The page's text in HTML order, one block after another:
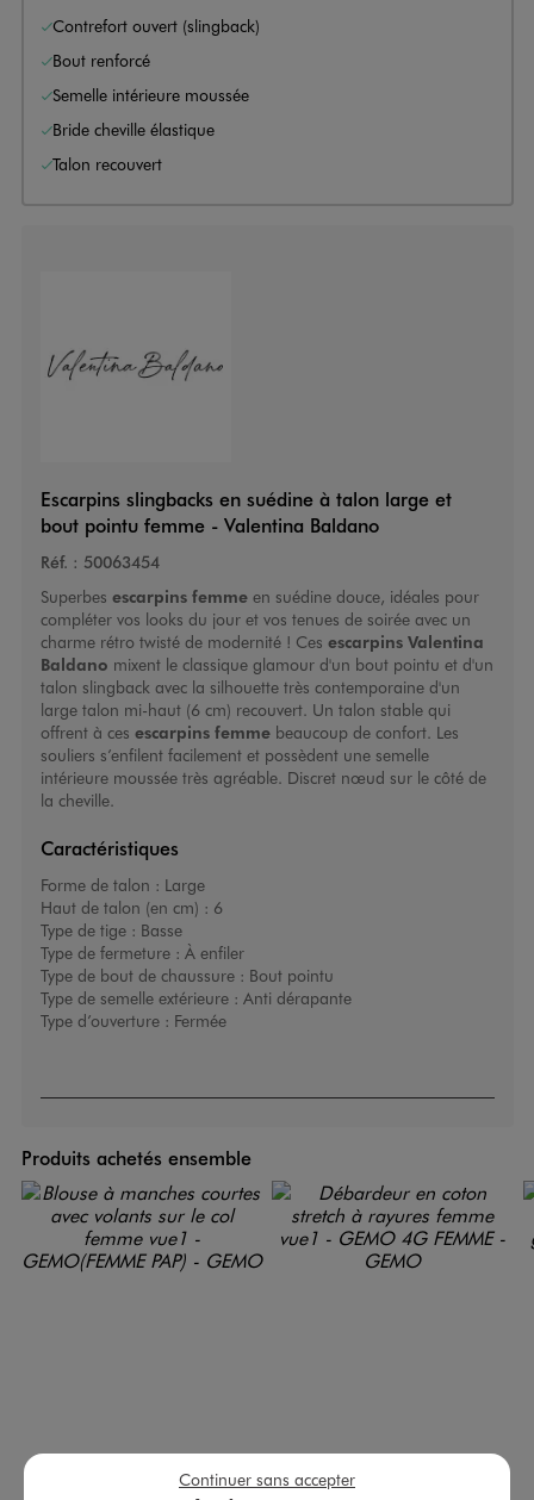
Contrefort ouvert (slingback)
Bout renforcé
Semelle intérieure moussée
Bride cheville élastique
Talon recouvert
Escarpins slingbacks en suédine à talon large et
bout pointu femme - Valentina Baldano
Réf. : 50063454
Superbes escarpins femmeen suédine douce, idéales pour
compléter vos looks du jour et vos tenues de soirée avec un
charme rétro twisté de modernité ! Ces escarpins Valentina
Baldano mixent le classique glamour d'un bout pointu et d'un
talon slingback avec la silhouette très contemporaine d'un
large talon mi-haut (6 cm) recouvert. Un talon stable qui
offrent à ces escarpins femmebeaucoup de confort. Les
souliers s’enfilent facilement et possèdent une semelle
intérieure moussée très agréable. Discret nœud sur le côté de
la cheville.
Caractéristiques
Forme de talon : Large
Haut de talon (en cm) : 6
Type de tige : Basse
Type de fermeture : À enfiler
Type de bout de chaussure : Bout pointu
Type de semelle extérieure : Anti dérapante
Type d’ouverture : Fermée
Produits achetés ensemble
Continuer sans accepter